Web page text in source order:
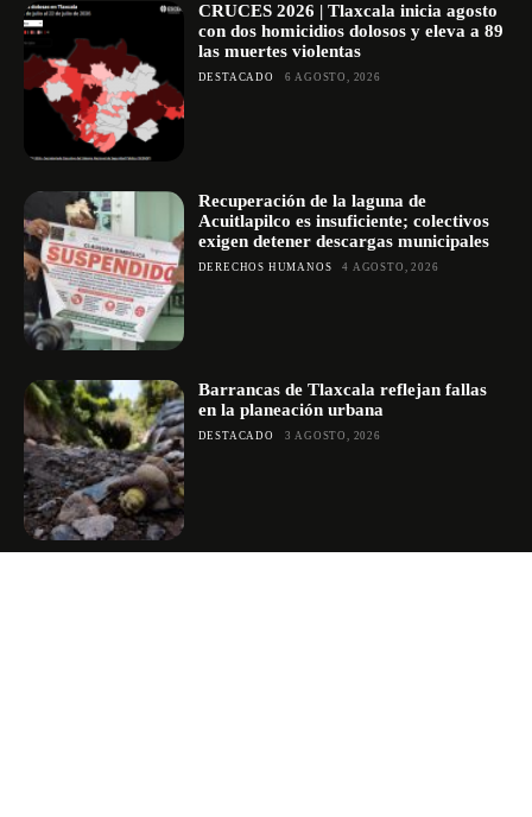
CRUCES 2026 | Tlaxcala inicia agosto
con dos homicidios dolosos y eleva a 89
las muertes violentas
DESTACADO 6 AGOSTO, 2026
Recuperación de la laguna de
Acuitlapilco es insuficiente; colectivos
exigen detener descargas municipales
DERECHOS HUMANOS 4 AGOSTO, 2026
Barrancas de Tlaxcala reflejan fallas
en la planeación urbana
DESTACADO 3 AGOSTO, 2026